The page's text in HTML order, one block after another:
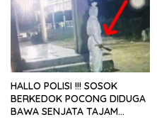
HALLO POLISI !!! SOSOK
BERKEDOK POCONG DIDUGA
BAWA SENJATA TAJAM